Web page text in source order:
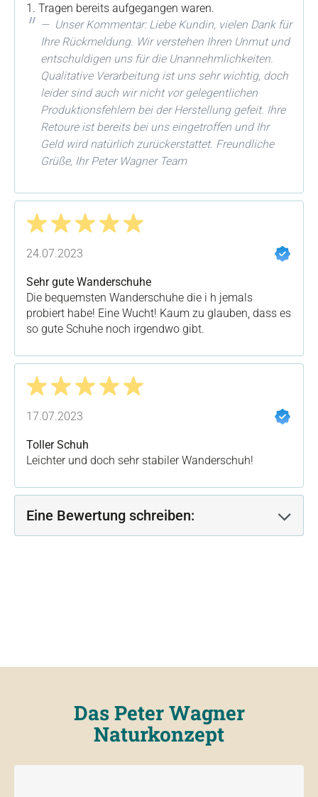
1. Tragen bereits aufgegangen waren.
Unser Kommentar: Liebe Kundin, vielen Dank für
Ihre Rückmeldung. Wir verstehen Ihren Unmut und
entschuldigen uns für die Unannehmlichkeiten.
Qualitative Verarbeitung ist uns sehr wichtig, doch
leider sind auch wir nicht vor gelegentlichen
Produktionsfehlern bei der Herstellung gefeit. Ihre
Retoure ist bereits bei uns eingetroffen und Ihr
Geld wird natürlich zurückerstattet. Freundliche
Grüße, Ihr Peter Wagner Team
24.07.2023
Sehr gute Wanderschuhe
Die bequemsten Wanderschuhe die i h jemals
probiert habe! Eine Wucht! Kaum zu glauben, dass es
so gute Schuhe noch irgendwo gibt.
17.07.2023
Toller Schuh
Leichter und doch sehr stabiler Wanderschuh!
Eine Bewertung schreiben:
Das Peter Wagner
Naturkonzept